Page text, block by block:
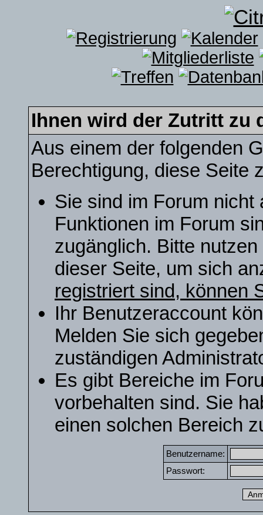
Ihnen wird der Zutritt zu
Aus einem der folgenden
Berechtigung, diese Seite
Sie sind im Forum nicht
Funktionen im Forum
zugänglich. Bitte
dieser Seite, um sich
registriert sind, können
Ihr Benutzeraccount
Melden Sie sich
zuständigen
Es gibt Bereiche im
vorbehalten sind. Sie
einen solchen Bereich
Benutzername:
Passwort: